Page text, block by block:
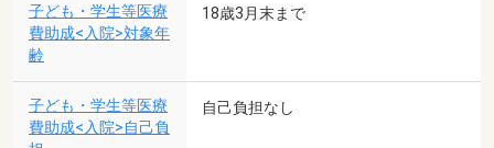
子ども・学生等医療
費助成<入院>対象年
齢
18歳3月末まで
子ども・学生等医療
費助成<入院>自己負
自己負担なし